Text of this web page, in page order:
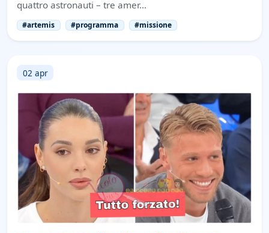
quattro astronauti – tre amer…
#artemis #programma #missione
02 apr